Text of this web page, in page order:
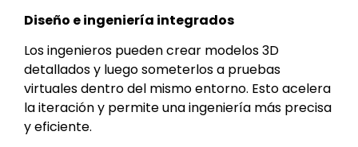
Diseño e ingeniería integrados
Los ingenieros pueden crear modelos 3D
detallados y luego someterlos a pruebas
virtuales dentro del mismo entorno. Esto acelera
la iteración y permite una ingeniería más precisa
y eficiente.